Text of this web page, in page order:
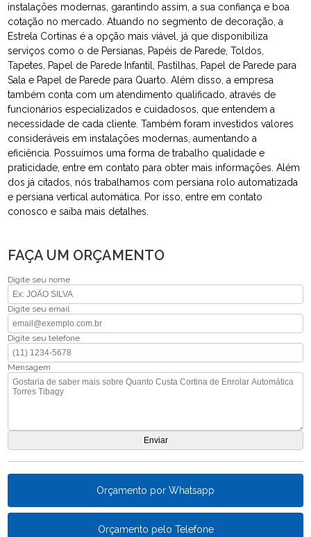
instalações modernas, garantindo assim, a sua confiança e boa
cotação no mercado. Atuando no segmento de decoração, a
Estrela Cortinas é a opção mais viável, já que disponibiliza
serviços como o de Persianas, Papéis de Parede, Toldos,
Tapetes, Papel de Parede Infantil, Pastilhas, Papel de Parede para
Sala e Papel de Parede para Quarto. Além disso, a empresa
também conta com um atendimento qualificado, através de
funcionários especializados e cuidadosos, que entendem a
necessidade de cada cliente. Também foram investidos valores
consideráveis em instalações modernas, aumentando a
eficiência. Possuímos uma forma de trabalho qualidade e
praticidade, entre em contato para obter mais informações. Além
dos já citados, nós trabalhamos com persiana rolo automatizada
e persiana vertical automática. Por isso, entre em contato
conosco e saiba mais detalhes.
FAÇA UM ORÇAMENTO
Digite seu nome
Digite seu email
Digite seu telefone
Mensagem
Orçamento por Whatsapp
Orçamento pelo Telefone